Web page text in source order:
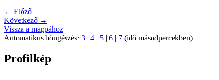
← Előző
Következő →
Vissza a mappához
Automatikus böngészés: 3 | 4 | 5 | 6 | 7 (idő másodpercekben)
Profilkép